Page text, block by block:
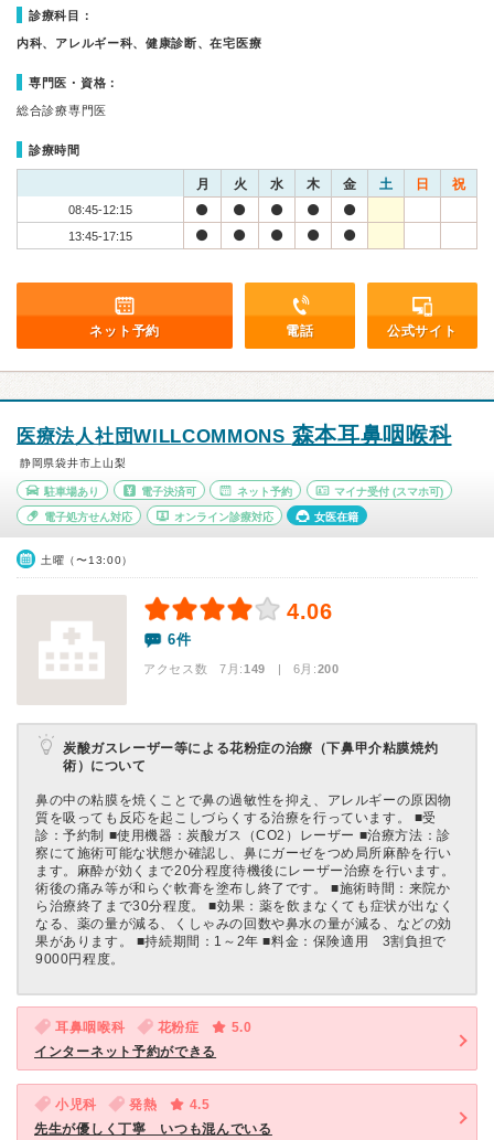
診療科目：
内科、アレルギー科、健康診断、在宅医療
専門医・資格：
総合診療専門医
診療時間
月 火 水 木 金 土 日 祝
08:45-12:15
13:45-17:15
ネット予約 電話 公式サイト
医療法人社団WILLCOMMONS 森本耳鼻咽喉科
静岡県袋井市上山梨
駐車場あり 電子決済可 ネット予約 マイナ受付 (スマホ可)
電子処方せん対応 オンライン診療対応 女医在籍
土曜（〜13:00）
4.06
6件
アクセス数 7月:149 | 6月:200
炭酸ガスレーザー等による花粉症の治療（下鼻甲介粘膜焼灼
術）について
鼻の中の粘膜を焼くことで鼻の過敏性を抑え、アレルギーの原因物
質を吸っても反応を起こしづらくする治療を行っています。 ■受
診：予約制 ■使用機器：炭酸ガス（CO2）レーザー ■治療方法：診
察にて施術可能な状態か確認し、鼻にガーゼをつめ局所麻酔を行い
ます。麻酔が効くまで20分程度待機後にレーザー治療を行います。
術後の痛み等が和らぐ軟膏を塗布し終了です。 ■施術時間：来院か
ら治療終了まで30分程度。 ■効果：薬を飲まなくても症状が出なく
なる、薬の量が減る、くしゃみの回数や鼻水の量が減る、などの効
果があります。 ■持続期間：1～2年 ■料金：保険適用 3割負担で
9000円程度。
耳鼻咽喉科 花粉症
5.0
インターネット予約ができる
小児科 発熱
4.5
先生が優しく丁寧 いつも混んでいる